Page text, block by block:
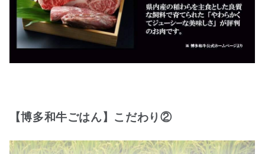
【博多和牛ごはん】こだわり②